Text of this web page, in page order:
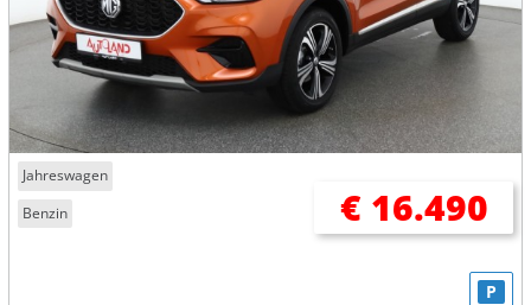
Jahreswagen
Benzin
€ 16.490
P